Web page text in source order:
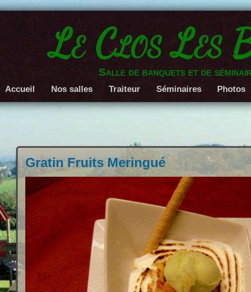
Le Clos Les
Salle de banquets et de
Accueil Nos salles Traiteur Séminaires Photos
Gratin Fruits Meringué